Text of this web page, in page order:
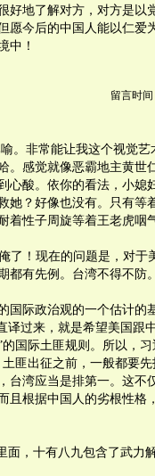
好地了解对方，对方是以
愿今后的中国人能以仁爱
中！
留言时间
。非常能让我这个视觉
。感觉就像恶霸地主黄世
心酸。依你的看法，小媳
她？好像也没有。只有等
着性子周旋等着王老虎咽
了！现在的问题是，对于
都有先例。台湾不得不防
国际政治观的一个估计的
译过来，就是希望美国跟
国际土匪规则。所以，
匪出征之前，一般都要
台湾应当是排第一。这不
且根据中国人的劣根性格
面，十有八九包含了武力